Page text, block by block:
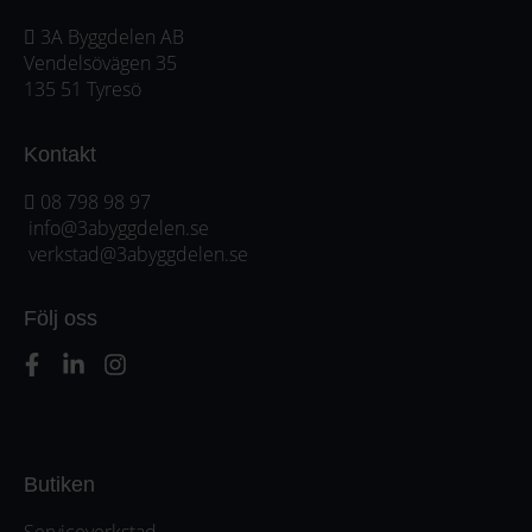
3A Byggdelen AB
Vendelsövägen 35
135 51 Tyresö
Kontakt
08 798 98 97
info@3abyggdelen.se
verkstad@3abyggdelen.se
Följ oss
Butiken